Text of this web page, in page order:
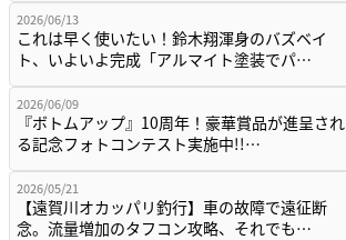
2026/06/13
これは早く使いたい！鈴木翔渾身のバズベイ
ト、いよいよ完成「アルマイト塗装でパ…
2026/06/09
『ボトムアップ』10周年！豪華賞品が進呈され
る記念フォトコンテスト実施中!!…
2026/05/21
【遠賀川オカッパリ釣行】車の故障で遠征断
念。流量増加のタフコン攻略、それでも…